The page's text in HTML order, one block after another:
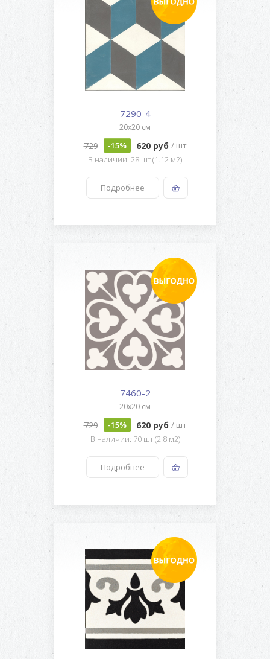
7290-4
20x20 см
729 -15% 620 руб / шт
В наличии: 28 шт (1.12 м2)
Подробнее
7460-2
20x20 см
729 -15% 620 руб / шт
В наличии: 70 шт (2.8 м2)
Подробнее